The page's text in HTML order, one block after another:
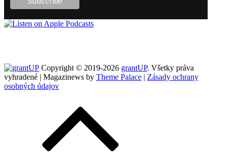
Copyright © 2019-2026 grantUP. Všetky práva
vyhradené | Magazinews by Theme Palace | Zásady ochrany
osobných údajov